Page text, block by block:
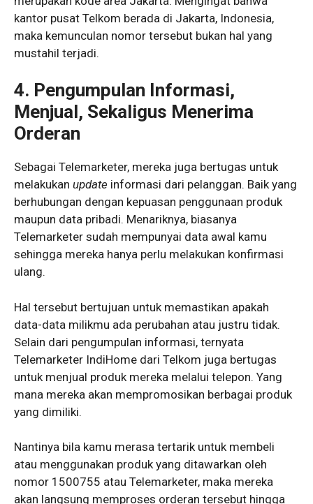
kantor pusat Telkom berada di Jakarta, Indonesia,
maka kemunculan nomor tersebut bukan hal yang
mustahil terjadi.
4. Pengumpulan Informasi,
Menjual, Sekaligus Menerima
Orderan
Sebagai Telemarketer, mereka juga bertugas untuk
melakukan update informasi dari pelanggan. Baik yang
berhubungan dengan kepuasan penggunaan produk
maupun data pribadi. Menariknya, biasanya
Telemarketer sudah mempunyai data awal kamu
sehingga mereka hanya perlu melakukan konfirmasi
ulang.
Hal tersebut bertujuan untuk memastikan apakah
data-data milikmu ada perubahan atau justru tidak.
Selain dari pengumpulan informasi, ternyata
Telemarketer IndiHome dari Telkom juga bertugas
untuk menjual produk mereka melalui telepon. Yang
mana mereka akan mempromosikan berbagai produk
yang dimiliki.
Nantinya bila kamu merasa tertarik untuk membeli
atau menggunakan produk yang ditawarkan oleh
nomor 1500755 atau Telemarketer, maka mereka
akan langsung memproses orderan tersebut hingga